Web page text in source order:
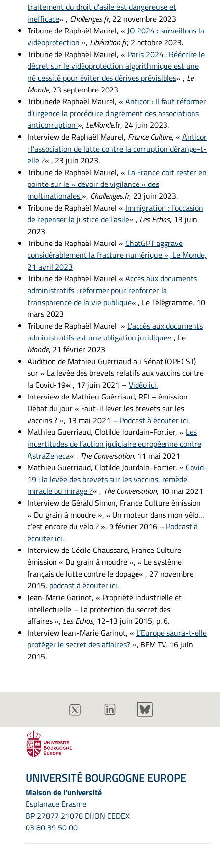
traitement du droit d’asile est dangereuse et
inefficace« , Challenges.fr, 22 novembre 2023
Tribune de Raphaël Maurel, « JO 2024 : surveillons la
vidéoprotection », Libération.fr, 2 octobre 2023.
Tribune de Raphaël Maurel, « Paris 2024 : Réécrire le
décret sur le vidéoprotection algorithmique est une
né cessité pour éviter des dérives prévisibles« , Le
Monde, 23 septembre 2023.
Tribunede Raphaël Maurel, « Anticor : Il faut réformer
d’urgence la procédure d’agrément des associations
anticorruption », LeMonde.fr, 24 juin 2023.
Interview de Raphaël Maurel, France Culture, « Anticor
: l’association de lutte contre la corruption dérange-t-
elle ?« , 23 juin 2023.
Tribune de Raphaël Maurel, « La France doit rester en
pointe sur le « devoir de vigilance » des
multinationales », Challenges.fr, 23 juin 2023.
Tribune de Raphaël Maurel « Immigration : l’occasion
de repenser la justice de l’asile« , Les Echos, 13 juin
2023
Tribune de Raphaël Maurel « ChatGPT aggrave
considérablement la fracture numérique », Le Monde,
21 avril 2023
Tribune de Raphaël Maurel « Accès aux documents
administratifs : réformer pour renforcer la
transparence de la vie publique« , Le Télégramme, 10
mars 2023
Tribune de Raphaël Maurel » L’accès aux documents
administratifs est une obligation juridique« , Le
Monde, 21 février 2023
Audition de Mathieu Guérriaud au Sénat (OPECST)
sur « La levée des brevets relatifs aux vaccins contre
la Covid-19« , 17 juin 2021 – Vidéo ici.
Interview de Mathieu Guérriaud, RFI – émission
Débat du jour« Faut-il lever les brevets sur les
vaccins ? », 13 mai 2021 – Podcast à écouter ici.
Mathieu Guerriaud, Clotilde Jourdain-Fortier, « Les
incertitudes de l’action judiciaire européenne contre
AstraZeneca« , The Conversation, 11 mai 2021
Mathieu Guerriaud, Clotilde Jourdain-Fortier, « Covid-
19 : la levée des brevets sur les vaccins, remède
miracle ou mirage ?« , The Conversation, 10 mai 2021
Interview de Gérald Simon, France Culture émission
« Du grain à moudre », « Un moteur dans mon vélo…
c’est encore du vélo ? », 9 février 2016 – Podcast à
écouter ici.
Interview de Cécile Chaussard, France Culture
émission « Du grain à moudre », « Le système
français de lutte contre le dopage« , 27 novembre
2015, podcast à écouter ici.
Jean-Marie Garinot, « Propriété industrielle et
intellectuelle – La protection du secret des
affaires », Les Echos, 12-13 juin 2015, p. 6.
Interview Jean-Marie Garinot, « L’Europe saura-t-elle
protéger le secret des affaires? », BFM TV, 16 juin
2015.
UNIVERSITÉ BOURGOGNE EUROPE
Maison de l'université
Esplanade Erasme
BP 27877 21078 DIJON CEDEX
03 80 39 50 00